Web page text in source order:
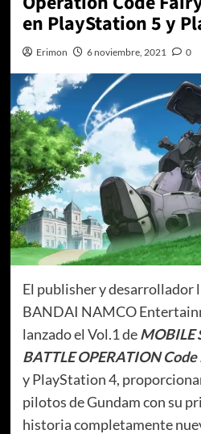
en PlayStation 5 y
Erimon 6 noviembre, 2021 0
El publisher y desarrollador
BANDAI NAMCO
lanzado el Vol.1 deMOBILE
BATTLE OPERATION
y PlayStation 4,
pilotos de Gundam con su
historia completamente